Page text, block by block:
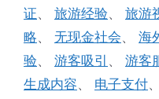
证、 旅游经验、 旅游
略、 无现金社会、 海
验、 游客吸引 、 游客
生成内容、 电子支付、